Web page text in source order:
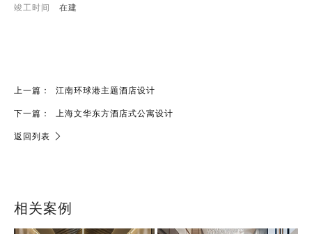
竣工时间
在建
上一篇：
江南环球港主题酒店设计
下一篇：
上海文华东方酒店式公寓设计
返回列表
相关案例